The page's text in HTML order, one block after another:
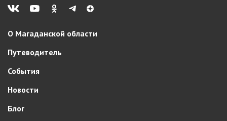
О Магаданской области
Путеводитель
События
Новости
Блог